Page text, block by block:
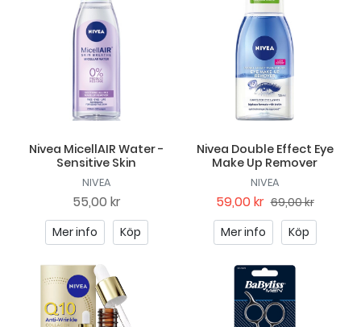
Nivea MicellAIR Water -
Sensitive Skin
NIVEA
55,00 kr
Mer info Köp
Nivea Double Effect Eye
Make Up Remover
NIVEA
59,00 kr 69,00 kr
Mer info
Köp